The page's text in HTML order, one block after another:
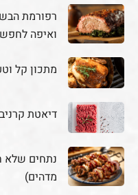
ואיפה
מתכון קל
דיאטת
נתחים שלא
מדהים)